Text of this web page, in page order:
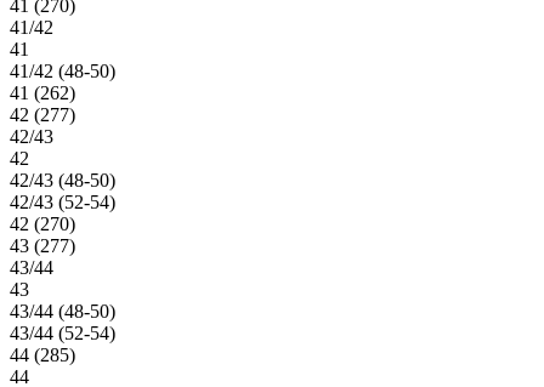
41 (270)
41/42
41
41/42 (48-50)
41 (262)
42 (277)
42/43
42
42/43 (48-50)
42/43 (52-54)
42 (270)
43 (277)
43/44
43
43/44 (48-50)
43/44 (52-54)
44 (285)
44